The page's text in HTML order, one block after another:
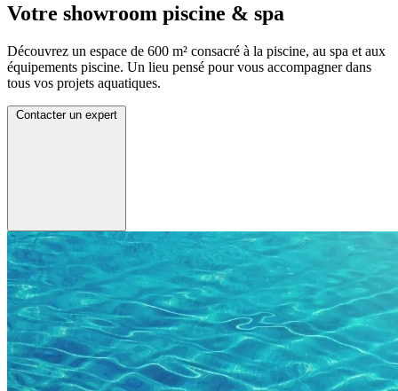
Votre showroom piscine & spa
Découvrez un espace de 600 m² consacré à la piscine, au spa et aux
équipements piscine. Un lieu pensé pour vous accompagner dans
tous vos projets aquatiques.
Contacter un expert